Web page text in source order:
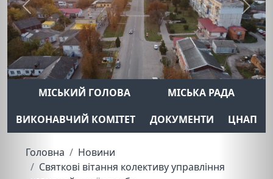
Previous Next
МІСЬКИЙ ГОЛОВА
МІСЬКА РАДА
ВИКОНАВЧИЙ КОМІТЕТ
ДОКУМЕНТИ ЦНАП
Головна
Новини
Святкові вітання колективу управління